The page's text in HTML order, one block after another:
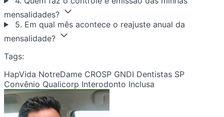
mensalidades?
5. Em qual mês acontece o reajuste anual da
mensalidade?
Tags:
HapVida NotreDame CROSP GNDI Dentistas SP
Convênio Qualicorp Interodonto Inclusa